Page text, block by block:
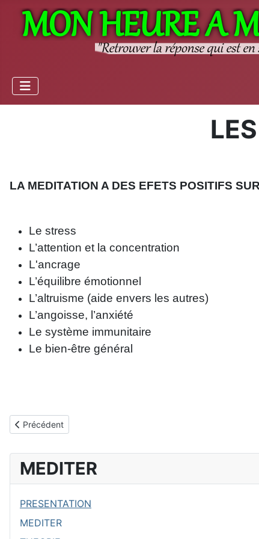
LA MEDITATION A DES EFETS POSITIFS SUR
Le stress
L’attention et la concentration
L'ancrage
L’équilibre émotionnel
L’altruisme (aide envers les autres)
L’angoisse, l’anxiété
Le système immunitaire
Le bien-être général
Article précédent : THEORIE
Précédent
MEDITER
PRESENTATION
MEDITER